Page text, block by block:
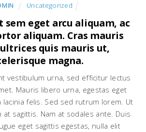
Uncategorized
sem eget arcu aliquam, ac
aliquam. Cras mauris
quis mauris ut,
magna.
vestibulum urna, sed efficitur lectus
Mauris libero urna, egestas eget
felis. Sed sed rutrum lorem. Ut
at sagittis. Nam at sodales ante. Duis
eget sagittis egestas, nulla elit